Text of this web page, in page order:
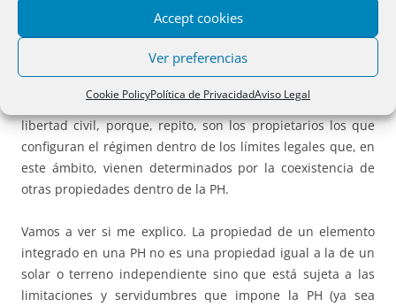
Accept cookies
Ver preferencias
Cookie PolicyPolítica de PrivacidadAviso Legal
Limitándonos al tema de derecho civil puro, debemos
afirmar que, a nuestro juicio, no tiene razón la Dirección
General que debía haber estimado el recurso del notario
Vicente Martorell y revocar una calificación contraria a la
libertad civil, porque, repito, son los propietarios los que
configuran el régimen dentro de los límites legales que, en
este ámbito, vienen determinados por la coexistencia de
otras propiedades dentro de la PH.
Vamos a ver si me explico. La propiedad de un elemento
integrado en una PH no es una propiedad igual a la de un
solar o terreno independiente sino que está sujeta a las
limitaciones y servidumbres que impone la PH (ya sea